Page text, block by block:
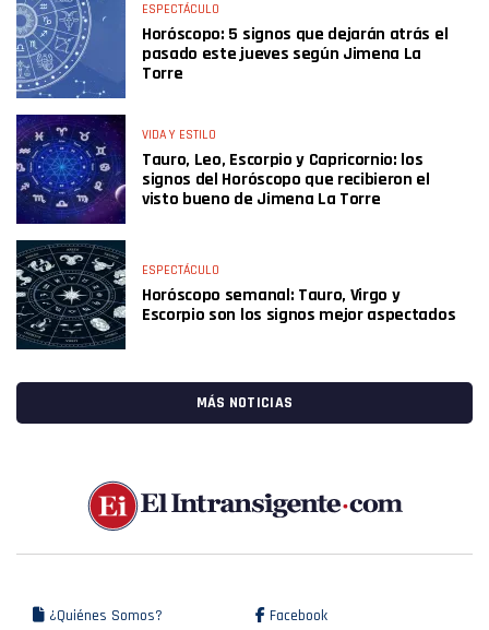
ESPECTÁCULO
Horóscopo: 5 signos que dejarán atrás el
pasado este jueves según Jimena La
Torre
VIDA Y ESTILO
Tauro, Leo, Escorpio y Capricornio: los
signos del Horóscopo que recibieron el
visto bueno de Jimena La Torre
ESPECTÁCULO
Horóscopo semanal: Tauro, Virgo y
Escorpio son los signos mejor aspectados
MÁS NOTICIAS
¿Quiénes Somos? Facebook